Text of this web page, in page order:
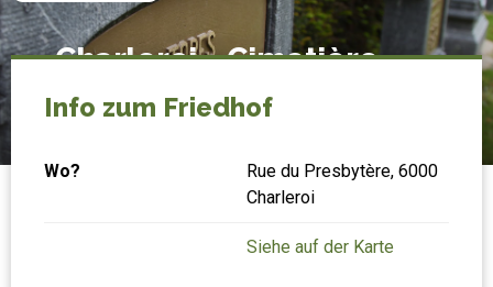
Startseite
Belgian
War
Dead
Charleroi - Cimetière
communal 'Nord'
Info zum Friedhof
Wo?
Rue du Presbytère, 6000
Charleroi
Siehe auf der Karte